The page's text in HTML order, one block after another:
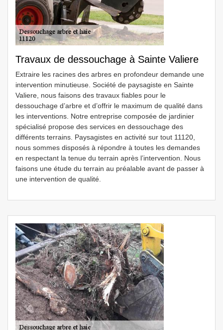
Travaux de dessouchage à Sainte Valiere
Extraire les racines des arbres en profondeur demande une
intervention minutieuse. Société de paysagiste en Sainte
Valiere, nous faisons des travaux fiables pour le
dessouchage d’arbre et d’offrir le maximum de qualité dans
les interventions. Notre entreprise composée de jardinier
spécialisé propose des services en dessouchage des
différents terrains. Paysagistes en activité sur tout 11120,
nous sommes disposés à répondre à toutes les demandes
en respectant la tenue du terrain après l’intervention. Nous
faisons une étude du terrain au préalable avant de passer à
une intervention de qualité.